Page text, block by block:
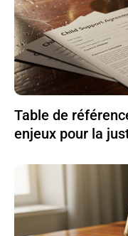
Table de
enjeux pour la